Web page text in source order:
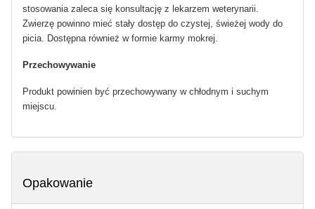
stosowania zaleca się konsultację z lekarzem weterynarii.
Zwierzę powinno mieć stały dostęp do czystej, świeżej wody do
picia. Dostępna również w formie karmy mokrej.
Przechowywanie
Produkt powinien być przechowywany w chłodnym i suchym
miejscu.
Opakowanie